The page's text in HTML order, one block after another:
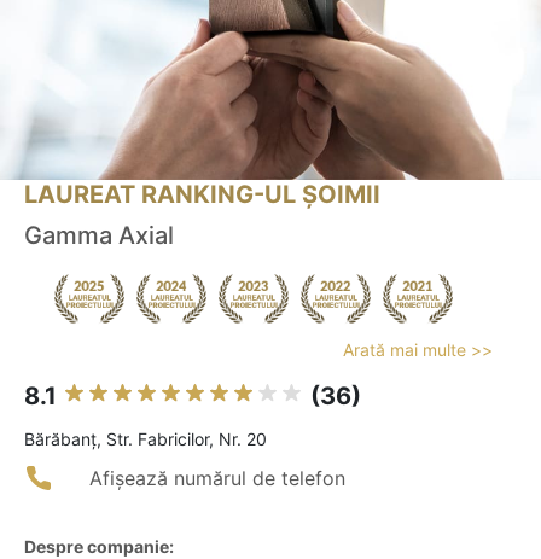
LAUREAT RANKING-UL ȘOIMII
Gamma Axial
Arată mai multe >>
8.1 (36)
Bărăbanţ, Str. Fabricilor, Nr. 20
Afișează numărul de telefon
Despre companie: